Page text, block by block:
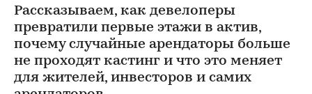
Рассказываем, как девелоперы
превратили первые этажи в актив,
почему случайные арендаторы больше
не проходят кастинг и что это меняет
для жителей, инвесторов и самих